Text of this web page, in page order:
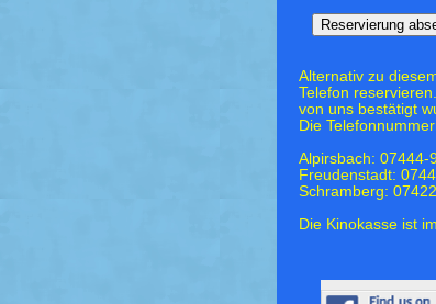
Alternativ zu
Telefon
von uns bestätigt
Die
Alpirsbach: 07444-
Freudenstadt:
Schramberg:
Die Kinokasse ist